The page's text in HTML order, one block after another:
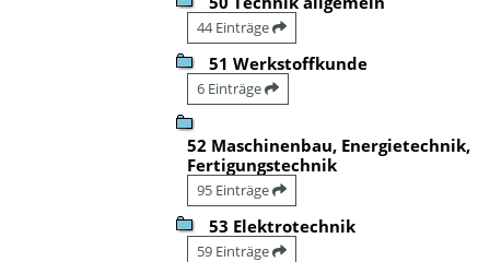
44 Einträge
51 Werkstoffkunde
6 Einträge
52 Maschinenbau, Energietechnik,
Fertigungstechnik
95 Einträge
53 Elektrotechnik
59 Einträge